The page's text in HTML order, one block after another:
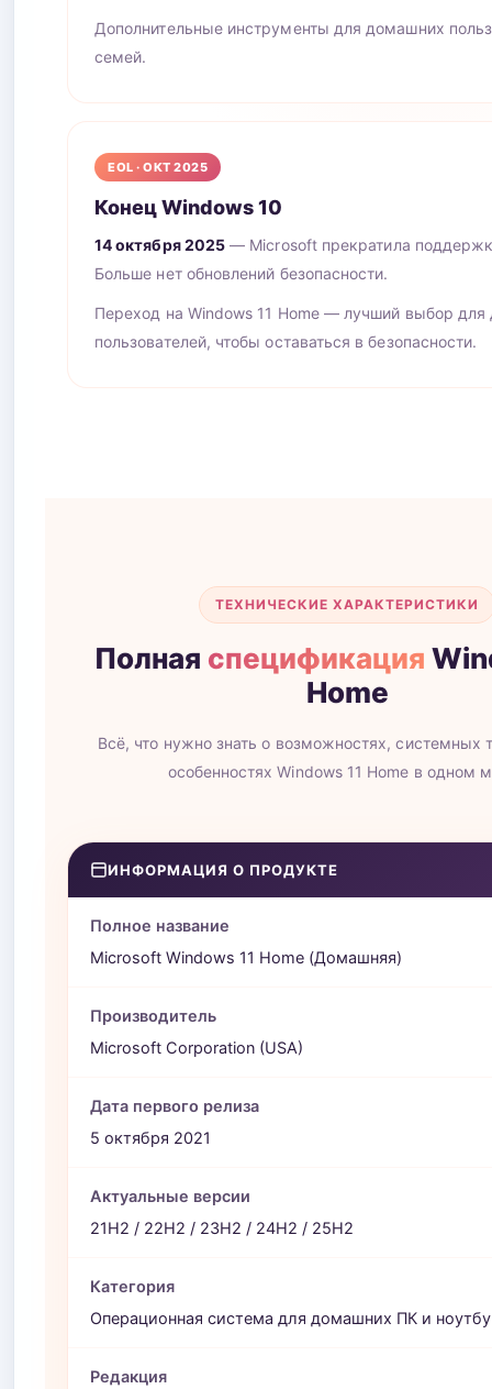
Дополнительные инструменты для домашних
семей.
EOL · ОКТ 2025
Конец Windows 10
14 октября 2025 — Microsoft прекратила
Больше нет обновлений безопасности.
Переход на Windows 11 Home — лучший выбор
пользователей, чтобы оставаться в безопасности.
ТЕХНИЧЕСКИЕ ХАРАКТЕРИСТИКИ
Полная спецификация
Home
Всё, что нужно знать о возможностях, системных
особенностях Windows 11 Home в одном
ИНФОРМАЦИЯ О ПРОДУКТЕ
Полное название
Microsoft Windows 11 Home (Домашняя)
Производитель
Microsoft Corporation (USA)
Дата первого релиза
5 октября 2021
Актуальные версии
21H2 / 22H2 / 23H2 / 24H2 / 25H2
Категория
Операционная система для домашних ПК и
Редакция